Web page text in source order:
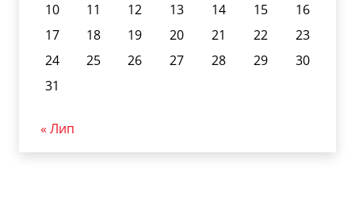
10
11 12 13 14 15
16
17
18 19 20 21 22
23
24
25 26 27 28 29
30
31
« Лип